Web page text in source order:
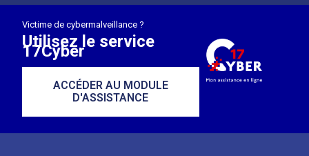
Victime de cybermalveillance ?
Utilisez le service
17Cyber
ACCÉDER AU MODULE
D'ASSISTANCE